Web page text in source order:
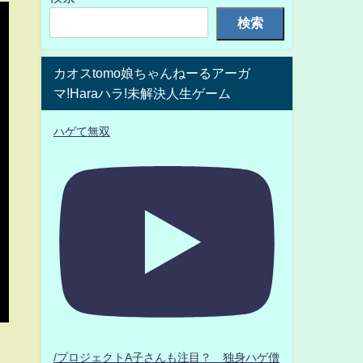
検索
カオスtomo娘ちゃんねーるアーガ
マ!Haraハラ!未解決人生ゲーム
ハゲて無双
/プロジェクトA子さんも注目？ 独身ハゲ僧